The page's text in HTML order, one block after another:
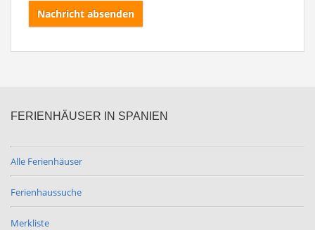
Nachricht absenden
FERIENHÄUSER IN SPANIEN
Alle Ferienhäuser
Ferienhaussuche
Merkliste